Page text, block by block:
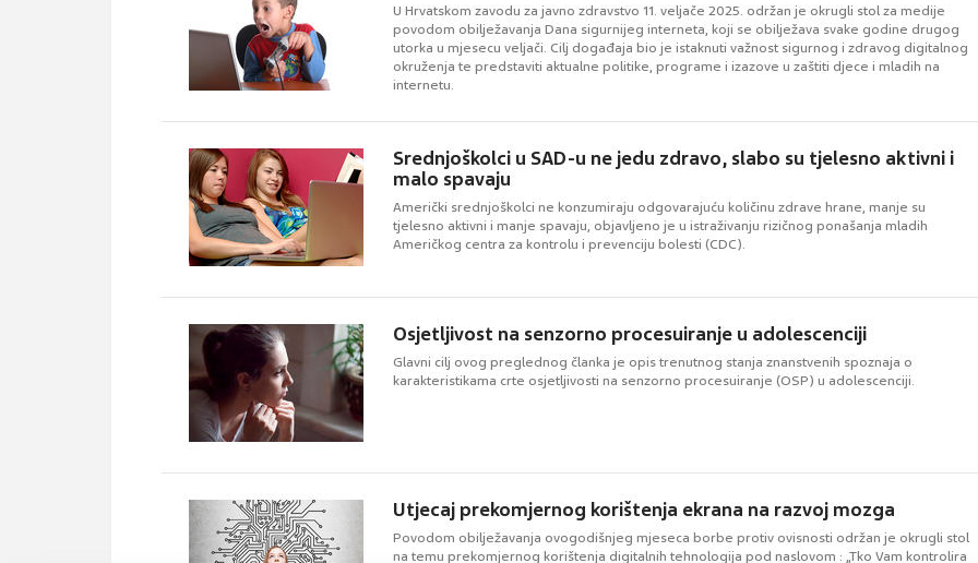
U Hrvatskom zavodu za javno zdravstvo 11. veljače 2025. održan je okrugli stol za medije
povodom obilježavanja Dana sigurnijeg interneta, koji se obilježava svake godine drugog
utorka u mjesecu veljači. Cilj događaja bio je istaknuti važnost sigurnog i zdravog digitalnog
okruženja te predstaviti aktualne politike, programe i izazove u zaštiti djece i mladih na
internetu.
Srednjoškolci u SAD-u ne jedu zdravo, slabo su tjelesno aktivni i
malo spavaju
Američki srednjoškolci ne konzumiraju odgovarajuću količinu zdrave hrane, manje su
tjelesno aktivni i manje spavaju, objavljeno je u istraživanju rizičnog ponašanja mladih
Američkog centra za kontrolu i prevenciju bolesti (CDC).
Osjetljivost na senzorno procesuiranje u adolescenciji
Glavni cilj ovog preglednog članka je opis trenutnog stanja znanstvenih spoznaja o
karakteristikama crte osjetljivosti na senzorno procesuiranje (OSP) u adolescenciji.
Utjecaj prekomjernog korištenja ekrana na razvoj mozga
Povodom obilježavanja ovogodišnjeg mjeseca borbe protiv ovisnosti održan je okrugli stol
na temu prekomjernog korištenja digitalnih tehnologija pod naslovom : „Tko Vam kontrolira